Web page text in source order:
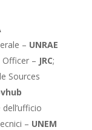
– UNRAE
Officer – JRC;
Sources
– UNEM